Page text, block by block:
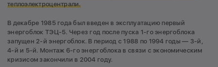
теплоэлектроцентрали.
В декабре 1985 года был введен в эксплуатацию первый
энергоблок ТЭЦ-5. Через год после пуска 1-го энергоблока
запущен 2-й энергоблок. В период с 1988 по 1994 годы — 3-й,
4-й и 5-й. Монтаж 6-го энергоблока в связи с экономическим
кризисом закончили в 2004 году.